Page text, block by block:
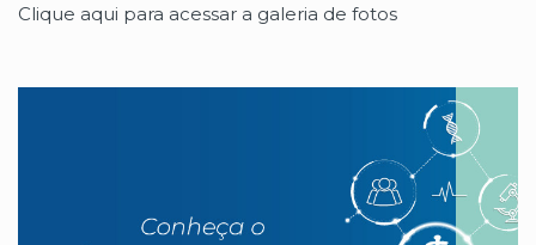
Clique aqui para acessar a galeria de fotos